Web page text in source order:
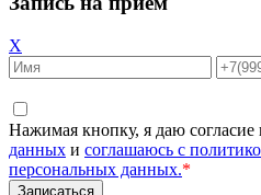
X
Нажимая кнопку, я даю согласие
данных и соглашаюсь с
персональных данных.*